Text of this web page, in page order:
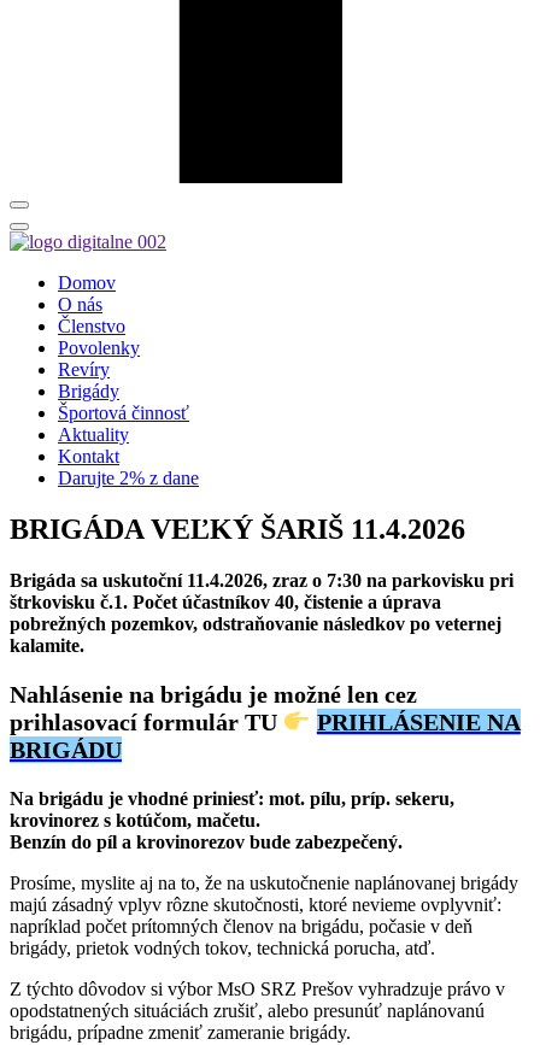
Domov
O nás
Členstvo
Povolenky
Revíry
Brigády
Športová činnosť
Aktuality
Kontakt
Darujte 2% z dane
BRIGÁDA VEĽKÝ ŠARIŠ 11.4.2026
Brigáda sa uskutoční 11.4.2026, zraz o 7:30 na parkovisku pri
štrkovisku č.1. Počet účastníkov 40, čistenie a úprava
pobrežných pozemkov, odstraňovanie následkov po veternej
kalamite.
Nahlásenie na brigádu je možné len cez
prihlasovací formulár TU
PRIHLÁSENIE NA
BRIGÁDU
Na brigádu je vhodné priniesť: mot. pílu, príp. sekeru,
krovinorez s kotúčom, mačetu.
Benzín do píl a krovinorezov bude zabezpečený.
Prosíme, myslite aj na to, že na uskutočnenie naplánovanej brigády
majú zásadný vplyv rôzne skutočnosti, ktoré nevieme ovplyvniť:
napríklad počet prítomných členov na brigádu, počasie v deň
brigády, prietok vodných tokov, technická porucha, atď.
Z týchto dôvodov si výbor MsO SRZ Prešov vyhradzuje právo v
opodstatnených situáciách zrušiť, alebo presunúť naplánovanú
brigádu, prípadne zmeniť zameranie brigády.